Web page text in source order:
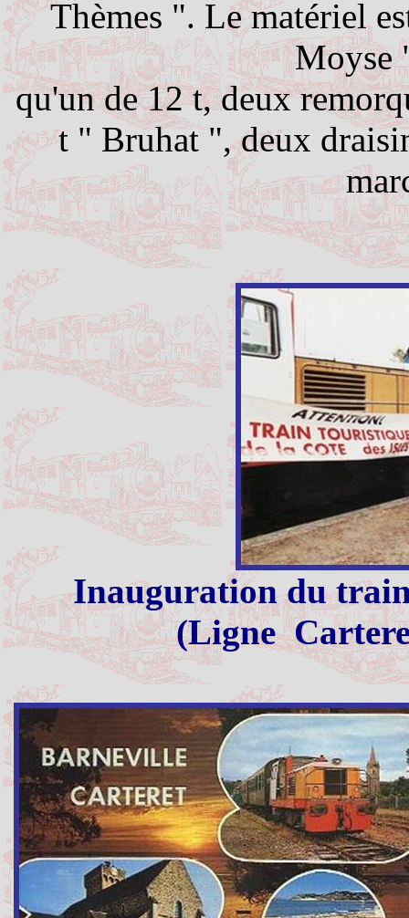
Thèmes ". Le matériel
Moyse
qu'un de 12 t, deux
t " Bruhat ", deux
Inauguration du
(Ligne